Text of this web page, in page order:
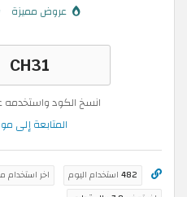
عروض مميزة
انسخ الكود واستخدمه
المتابعة
482 استخدام اليوم اخر استخدام